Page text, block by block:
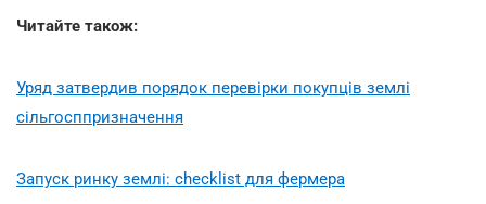
Читайте також:
Уряд затвердив порядок перевірки покупців землі
сільгосппризначення
Запуск ринку землі: checklist для фермера